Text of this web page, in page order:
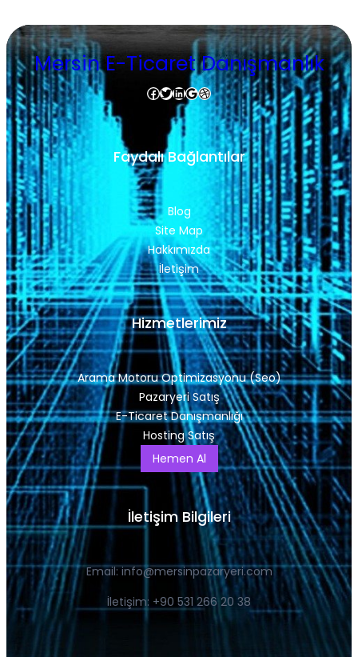
Mersin E-Ticaret Danışmanlık
Facebook Twitter LinkedIn Google Dribbble
Faydalı Bağlantılar
Blog
Site Map
Hakkımızda
İletişim
Hizmetlerimiz
Arama Motoru Optimizasyonu (Seo)
Pazaryeri Satış
E-Ticaret Danışmanlığı
Hosting Satış
Hemen Al
İletişim Bilgileri
Email:info@mersinpazaryeri.com
İletişim: +90 531 266 20 38